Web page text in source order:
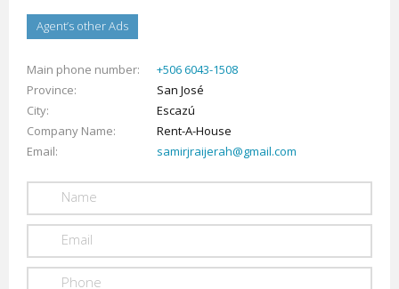
Agent’s other Ads
Main phone number
+506 6043-1508
Province
San José
City
Escazú
Company Name
Rent-A-House
Email
samirjraijerah@gmail.com